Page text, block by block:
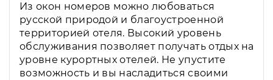
Из окон номеров можно любоваться
русской природой и благоустроенной
территорией отеля. Высокий уровень
обслуживания позволяет получать отдых на
уровне курортных отелей. Не упустите
возможность и вы насладиться своими